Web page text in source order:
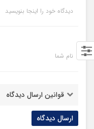
دیدگاه خود را اینجا بنویسید
نام شما
قوانین ارسال دیدگاه